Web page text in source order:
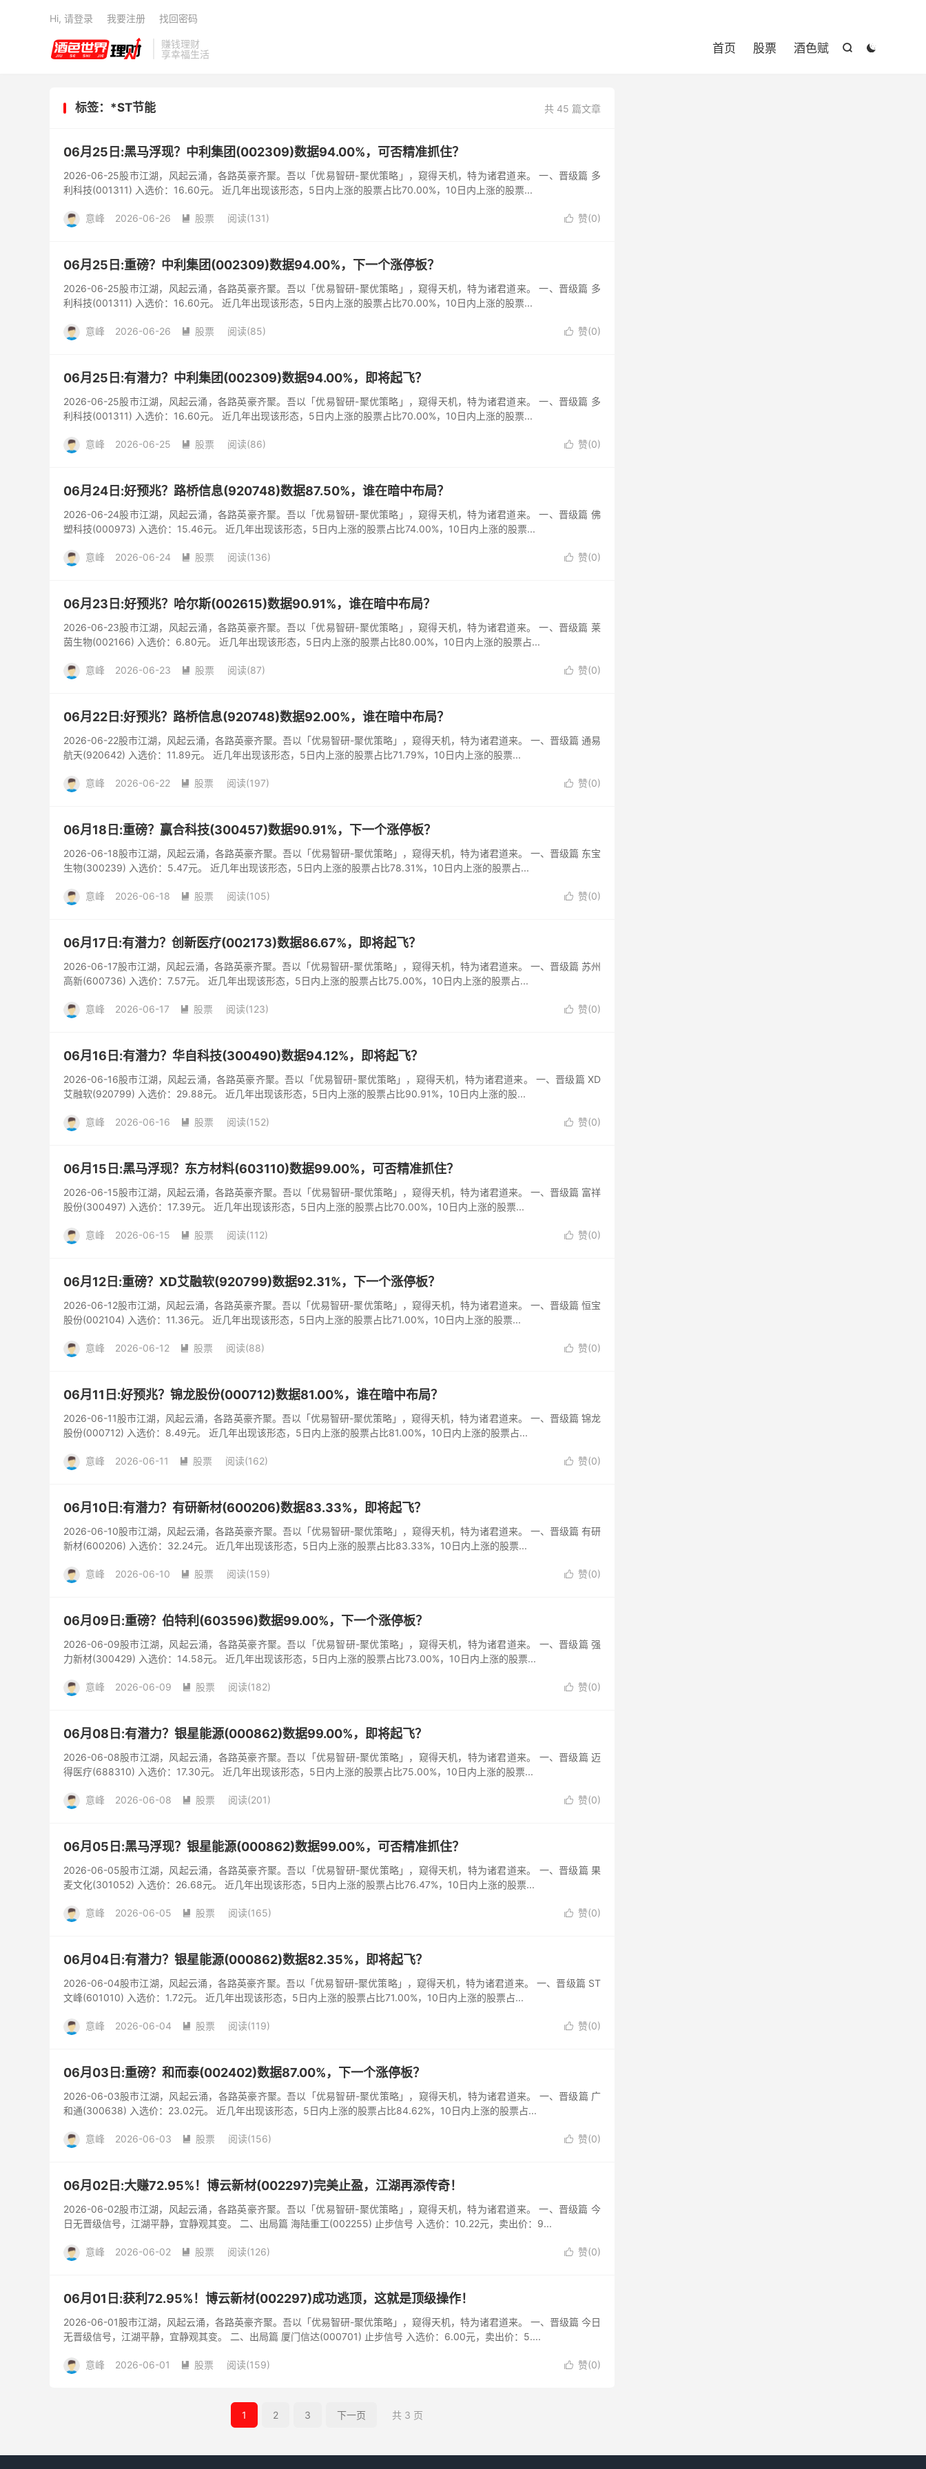
赚钱理财
享幸福生活


首页 股票 酒色赋
Hi, 请登录 我要注册 找回密码
共 45 篇文章
标签：*ST节能
06月25日:黑马浮现？中利集团(002309)数据94.00%，可否精准抓住？
2026-06-25股市江湖，风起云涌，各路英豪齐聚。吾以「优易智研-聚优策略」，窥得天机，特为诸君道来。 一、晋级篇 多
利科技(001311) 入选价：16.60元。 近几年出现该形态，5日内上涨的股票占比70.00%，10日内上涨的股票...
 赞(0)
意峰 2026-06-26  股票 阅读(131)
06月25日:重磅？中利集团(002309)数据94.00%，下一个涨停板？
2026-06-25股市江湖，风起云涌，各路英豪齐聚。吾以「优易智研-聚优策略」，窥得天机，特为诸君道来。 一、晋级篇 多
利科技(001311) 入选价：16.60元。 近几年出现该形态，5日内上涨的股票占比70.00%，10日内上涨的股票...
 赞(0)
意峰 2026-06-26  股票 阅读(85)
06月25日:有潜力？中利集团(002309)数据94.00%，即将起飞？
2026-06-25股市江湖，风起云涌，各路英豪齐聚。吾以「优易智研-聚优策略」，窥得天机，特为诸君道来。 一、晋级篇 多
利科技(001311) 入选价：16.60元。 近几年出现该形态，5日内上涨的股票占比70.00%，10日内上涨的股票...
 赞(0)
意峰 2026-06-25  股票 阅读(86)
06月24日:好预兆？路桥信息(920748)数据87.50%，谁在暗中布局？
2026-06-24股市江湖，风起云涌，各路英豪齐聚。吾以「优易智研-聚优策略」，窥得天机，特为诸君道来。 一、晋级篇 佛
塑科技(000973) 入选价：15.46元。 近几年出现该形态，5日内上涨的股票占比74.00%，10日内上涨的股票...
 赞(0)
意峰 2026-06-24  股票 阅读(136)
06月23日:好预兆？哈尔斯(002615)数据90.91%，谁在暗中布局？
2026-06-23股市江湖，风起云涌，各路英豪齐聚。吾以「优易智研-聚优策略」，窥得天机，特为诸君道来。 一、晋级篇 莱
茵生物(002166) 入选价：6.80元。 近几年出现该形态，5日内上涨的股票占比80.00%，10日内上涨的股票占...
 赞(0)
意峰 2026-06-23  股票 阅读(87)
06月22日:好预兆？路桥信息(920748)数据92.00%，谁在暗中布局？
2026-06-22股市江湖，风起云涌，各路英豪齐聚。吾以「优易智研-聚优策略」，窥得天机，特为诸君道来。 一、晋级篇 通易
航天(920642) 入选价：11.89元。 近几年出现该形态，5日内上涨的股票占比71.79%，10日内上涨的股票...
 赞(0)
意峰 2026-06-22  股票 阅读(197)
06月18日:重磅？赢合科技(300457)数据90.91%，下一个涨停板？
2026-06-18股市江湖，风起云涌，各路英豪齐聚。吾以「优易智研-聚优策略」，窥得天机，特为诸君道来。 一、晋级篇 东宝
生物(300239) 入选价：5.47元。 近几年出现该形态，5日内上涨的股票占比78.31%，10日内上涨的股票占...
 赞(0)
意峰 2026-06-18  股票 阅读(105)
06月17日:有潜力？创新医疗(002173)数据86.67%，即将起飞？
2026-06-17股市江湖，风起云涌，各路英豪齐聚。吾以「优易智研-聚优策略」，窥得天机，特为诸君道来。 一、晋级篇 苏州
高新(600736) 入选价：7.57元。 近几年出现该形态，5日内上涨的股票占比75.00%，10日内上涨的股票占...
 赞(0)
意峰 2026-06-17  股票 阅读(123)
06月16日:有潜力？华自科技(300490)数据94.12%，即将起飞？
2026-06-16股市江湖，风起云涌，各路英豪齐聚。吾以「优易智研-聚优策略」，窥得天机，特为诸君道来。 一、晋级篇 XD
艾融软(920799) 入选价：29.88元。 近几年出现该形态，5日内上涨的股票占比90.91%，10日内上涨的股...
 赞(0)
意峰 2026-06-16  股票 阅读(152)
06月15日:黑马浮现？东方材料(603110)数据99.00%，可否精准抓住？
2026-06-15股市江湖，风起云涌，各路英豪齐聚。吾以「优易智研-聚优策略」，窥得天机，特为诸君道来。 一、晋级篇 富祥
股份(300497) 入选价：17.39元。 近几年出现该形态，5日内上涨的股票占比70.00%，10日内上涨的股票...
 赞(0)
意峰 2026-06-15  股票 阅读(112)
06月12日:重磅？XD艾融软(920799)数据92.31%，下一个涨停板？
2026-06-12股市江湖，风起云涌，各路英豪齐聚。吾以「优易智研-聚优策略」，窥得天机，特为诸君道来。 一、晋级篇 恒宝
股份(002104) 入选价：11.36元。 近几年出现该形态，5日内上涨的股票占比71.00%，10日内上涨的股票...
 赞(0)
意峰 2026-06-12  股票 阅读(88)
06月11日:好预兆？锦龙股份(000712)数据81.00%，谁在暗中布局？
2026-06-11股市江湖，风起云涌，各路英豪齐聚。吾以「优易智研-聚优策略」，窥得天机，特为诸君道来。 一、晋级篇 锦龙
股份(000712) 入选价：8.49元。 近几年出现该形态，5日内上涨的股票占比81.00%，10日内上涨的股票占...
 赞(0)
意峰 2026-06-11  股票 阅读(162)
06月10日:有潜力？有研新材(600206)数据83.33%，即将起飞？
2026-06-10股市江湖，风起云涌，各路英豪齐聚。吾以「优易智研-聚优策略」，窥得天机，特为诸君道来。 一、晋级篇 有研
新材(600206) 入选价：32.24元。 近几年出现该形态，5日内上涨的股票占比83.33%，10日内上涨的股票...
 赞(0)
意峰 2026-06-10  股票 阅读(159)
06月09日:重磅？伯特利(603596)数据99.00%，下一个涨停板？
2026-06-09股市江湖，风起云涌，各路英豪齐聚。吾以「优易智研-聚优策略」，窥得天机，特为诸君道来。 一、晋级篇 强
力新材(300429) 入选价：14.58元。 近几年出现该形态，5日内上涨的股票占比73.00%，10日内上涨的股票...
 赞(0)
意峰 2026-06-09  股票 阅读(182)
06月08日:有潜力？银星能源(000862)数据99.00%，即将起飞？
2026-06-08股市江湖，风起云涌，各路英豪齐聚。吾以「优易智研-聚优策略」，窥得天机，特为诸君道来。 一、晋级篇 迈
得医疗(688310) 入选价：17.30元。 近几年出现该形态，5日内上涨的股票占比75.00%，10日内上涨的股票...
 赞(0)
意峰 2026-06-08  股票 阅读(201)
06月05日:黑马浮现？银星能源(000862)数据99.00%，可否精准抓住？
2026-06-05股市江湖，风起云涌，各路英豪齐聚。吾以「优易智研-聚优策略」，窥得天机，特为诸君道来。 一、晋级篇 果
麦文化(301052) 入选价：26.68元。 近几年出现该形态，5日内上涨的股票占比76.47%，10日内上涨的股票...
 赞(0)
意峰 2026-06-05  股票 阅读(165)
06月04日:有潜力？银星能源(000862)数据82.35%，即将起飞？
2026-06-04股市江湖，风起云涌，各路英豪齐聚。吾以「优易智研-聚优策略」，窥得天机，特为诸君道来。 一、晋级篇 ST
文峰(601010) 入选价：1.72元。 近几年出现该形态，5日内上涨的股票占比71.00%，10日内上涨的股票占...
 赞(0)
意峰 2026-06-04  股票 阅读(119)
06月03日:重磅？和而泰(002402)数据87.00%，下一个涨停板？
2026-06-03股市江湖，风起云涌，各路英豪齐聚。吾以「优易智研-聚优策略」，窥得天机，特为诸君道来。 一、晋级篇 广
和通(300638) 入选价：23.02元。 近几年出现该形态，5日内上涨的股票占比84.62%，10日内上涨的股票占...
 赞(0)
意峰 2026-06-03  股票 阅读(156)
06月02日:大赚72.95%！博云新材(002297)完美止盈，江湖再添传奇！
2026-06-02股市江湖，风起云涌，各路英豪齐聚。吾以「优易智研-聚优策略」，窥得天机，特为诸君道来。 一、晋级篇 今
日无晋级信号，江湖平静，宜静观其变。 二、出局篇 海陆重工(002255) 止步信号 入选价：10.22元，卖出价：9...
 赞(0)
意峰 2026-06-02  股票 阅读(126)
06月01日:获利72.95%！博云新材(002297)成功逃顶，这就是顶级操作！
2026-06-01股市江湖，风起云涌，各路英豪齐聚。吾以「优易智研-聚优策略」，窥得天机，特为诸君道来。 一、晋级篇 今日
无晋级信号，江湖平静，宜静观其变。 二、出局篇 厦门信达(000701) 止步信号 入选价：6.00元，卖出价：5....
 赞(0)
意峰 2026-06-01  股票 阅读(159)
1 2 3 下一页 共 3 页